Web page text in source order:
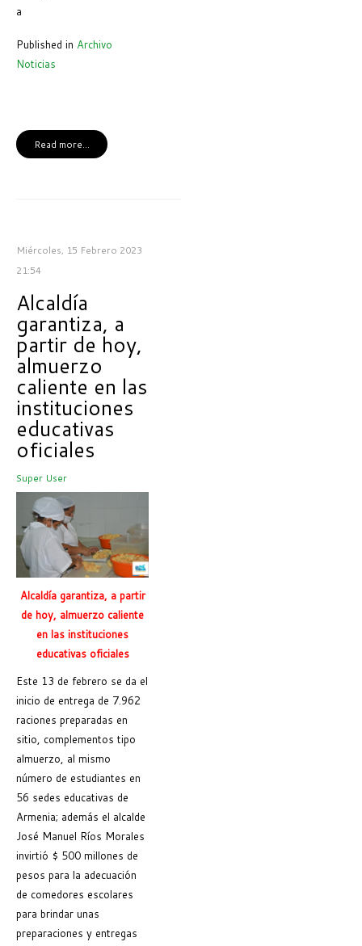
a
Published in Archivo
Noticias
Read more...
Miércoles, 15 Febrero 2023
21:54
Alcaldía
garantiza, a
partir de hoy,
almuerzo
caliente en las
instituciones
educativas
oficiales
Super User
Alcaldía garantiza, a partir
de hoy, almuerzo caliente
en las instituciones
educativas oficiales
Este 13 de febrero se da el
inicio de entrega de 7.962
raciones preparadas en
sitio, complementos tipo
almuerzo, al mismo
número de estudiantes en
56 sedes educativas de
Armenia; además el alcalde
José Manuel Ríos Morales
invirtió $ 500 millones de
pesos para la adecuación
de comedores escolares
para brindar unas
preparaciones y entregas